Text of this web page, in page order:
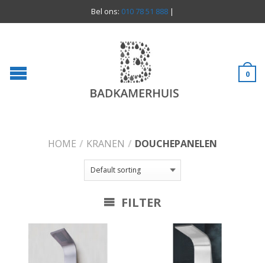
Bel ons: 010 78 51 888 |
0
HOME / KRANEN / DOUCHEPANELEN
FILTER